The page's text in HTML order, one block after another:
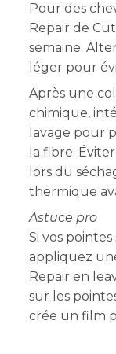
Pour des
Repair de
semaine.
léger pour
Après une
chimique,
lavage pour
la fibre.
lors du
thermique
Astuce pro
Si vos
appliquez
Repair en
sur les
crée un film